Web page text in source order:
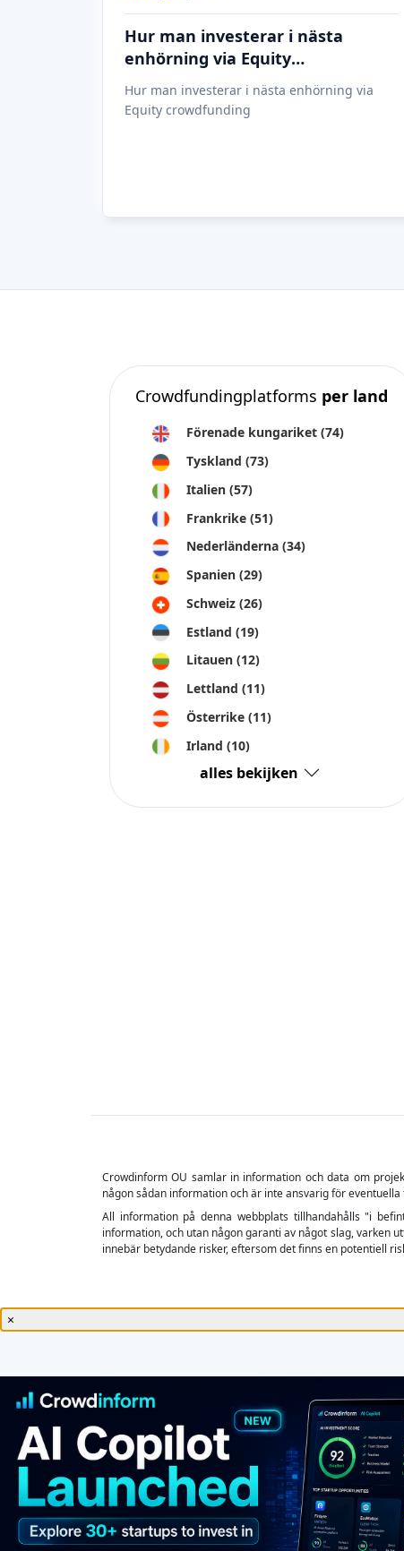
Hur man investerar i nästa
enhörning via Equity
crowdfunding
Hur man investerar i nästa enhörning via
Equity crowdfunding
Crowdfundingplatforms per land
Förenade kungariket (74)
Tyskland (73)
Italien (57)
Frankrike (51)
Nederländerna (34)
Spanien (29)
Schweiz (26)
Estland (19)
Litauen (12)
Lettland (11)
Österrike (11)
Irland (10)
alles bekijken
Crowdinform OU samlar in information och data om
någon sådan information och är inte ansvarig för
All information på denna webbplats tillhandahålls "i
information, och utan någon garanti av något slag, varken
innebär betydande risker, eftersom det finns en potentiell
×